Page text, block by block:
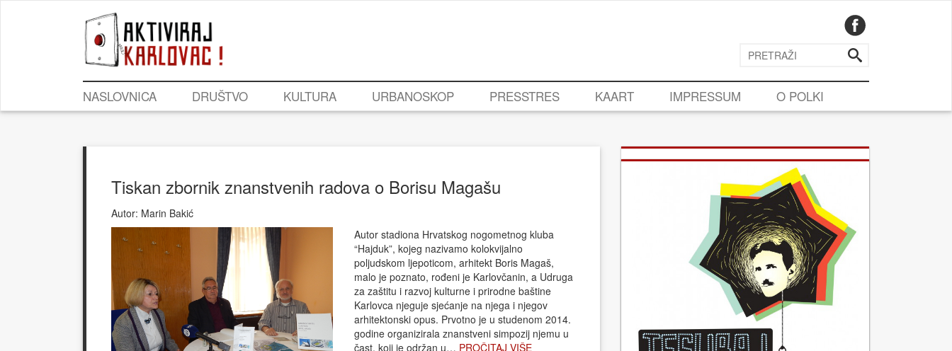
NASLOVNICA DRUŠTVO KULTURA URBANOSKOP PRESSTRES KAART IMPRESSUM O POLKI
Tiskan zbornik znanstvenih radova o Borisu Magašu
Autor: Marin Bakić
Autor stadiona Hrvatskog nogometnog kluba
“Hajduk”, kojeg nazivamo kolokvijalno
poljudskom ljepoticom, arhitekt Boris Magaš,
malo je poznato, rođeni je Karlovčanin, a Udruga
za zaštitu i razvoj kulturne i prirodne baštine
Karlovca njeguje sjećanje na njega i njegov
arhitektonski opus. Prvotno je u studenom 2014.
godine organizirala znanstveni simpozij njemu u
čast, koji je održan u… PROČITAJ VIŠE